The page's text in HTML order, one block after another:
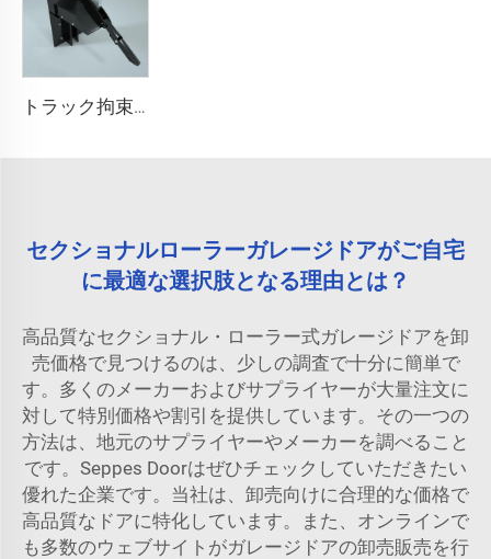
トラック拘束システム
セクショナルローラーガレージドアがご自宅
に最適な選択肢となる理由とは？
高品質なセクショナル・ローラー式ガレージドアを卸
売価格で見つけるのは、少しの調査で十分に簡単で
す。多くのメーカーおよびサプライヤーが大量注文に
対して特別価格や割引を提供しています。その一つの
方法は、地元のサプライヤーやメーカーを調べること
です。Seppes Doorはぜひチェックしていただきたい
優れた企業です。当社は、卸売向けに合理的な価格で
高品質なドアに特化しています。また、オンラインで
も多数のウェブサイトがガレージドアの卸売販売を行